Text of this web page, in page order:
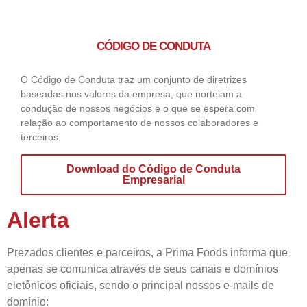
CÓDIGO DE CONDUTA
O Código de Conduta traz um conjunto de diretrizes
baseadas nos valores da empresa, que norteiam a
condução de nossos negócios e o que se espera com
relação ao comportamento de nossos colaboradores e
terceiros.
Download do Código de Conduta
Empresarial
Alerta
Prezados clientes e parceiros, a Prima Foods informa que
apenas se comunica através de seus canais e domínios
eletônicos oficiais, sendo o principal nossos e-mails de
domínio: